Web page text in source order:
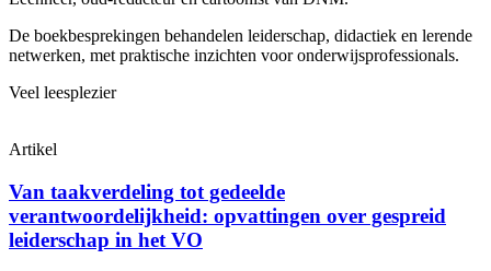
De boekbesprekingen behandelen leiderschap, didactiek en lerende
netwerken, met praktische inzichten voor onderwijsprofessionals.
Veel leesplezier
Artikel
Van taakverdeling tot gedeelde
verantwoordelijkheid: opvattingen over gespreid
leiderschap in het VO